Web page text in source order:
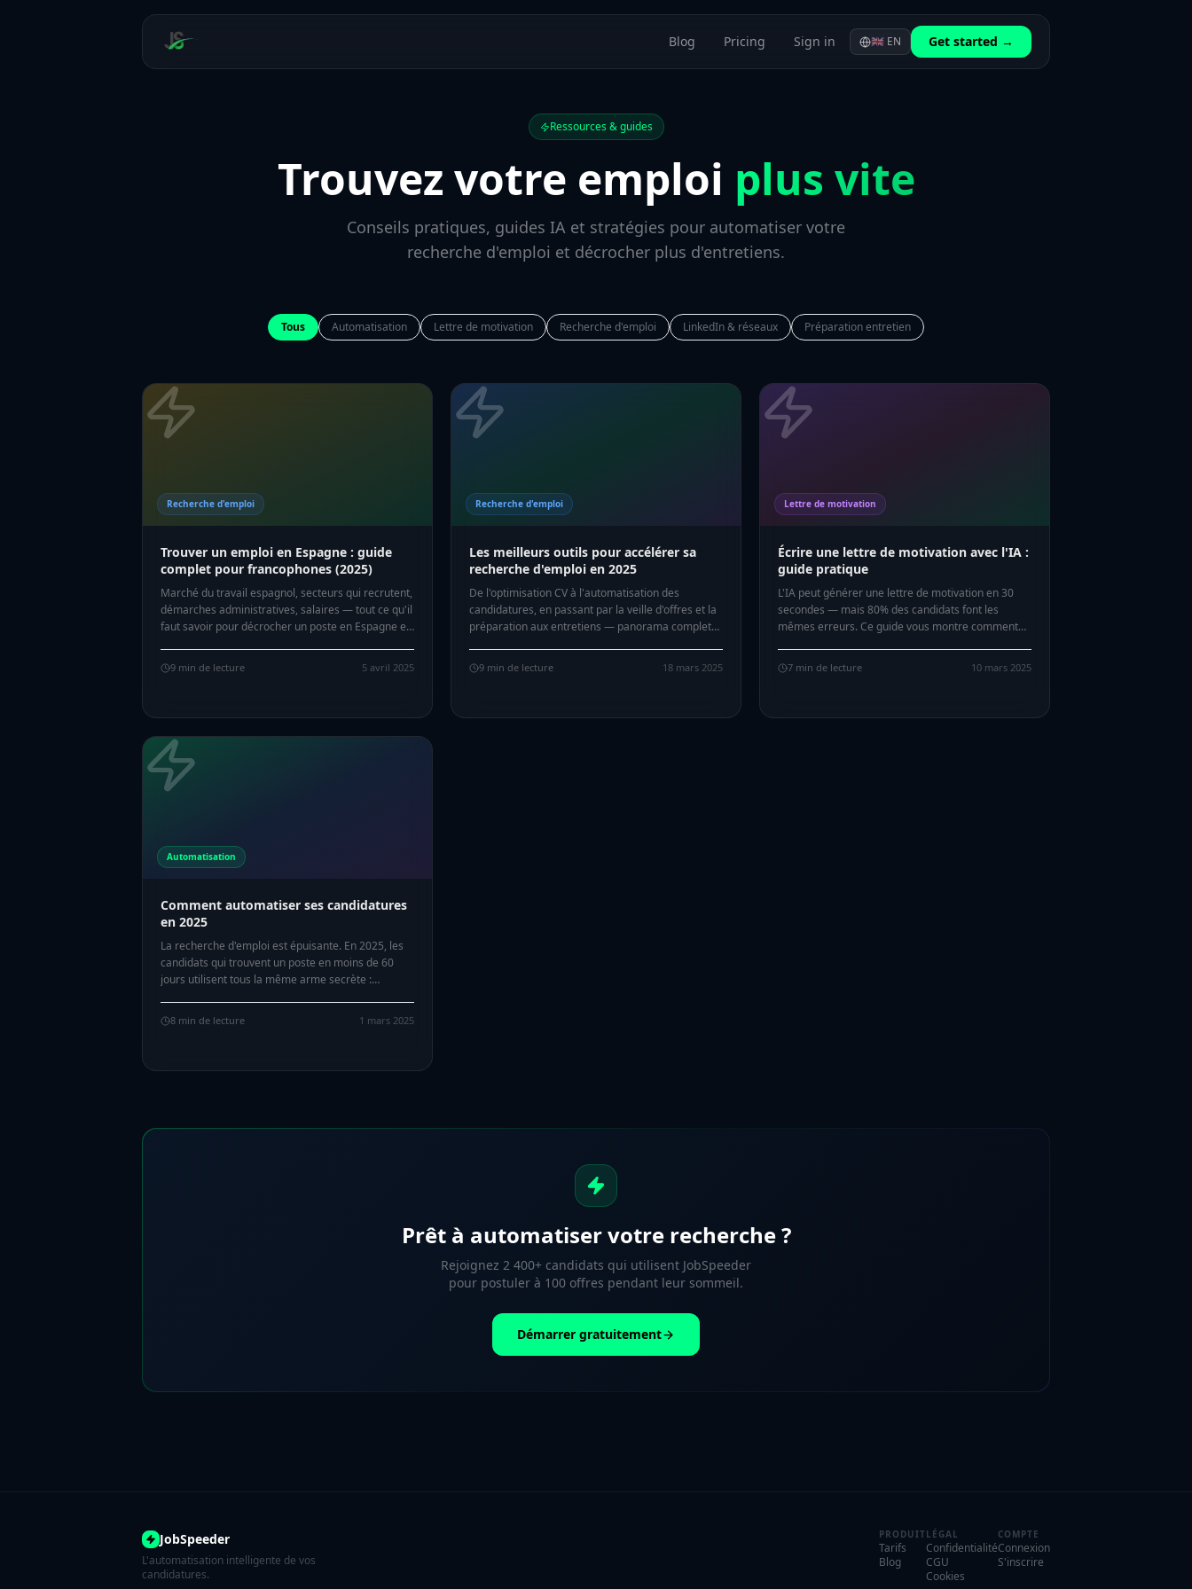
Blog Pricing Sign in 🇬🇧 EN Get started →
Ressources & guides
Trouvez votre emploi plus vite
Conseils pratiques, guides IA et stratégies pour automatiser votre
recherche d'emploi et décrocher plus d'entretiens.
Tous Automatisation Lettre de motivation Recherche d'emploi LinkedIn & réseaux Préparation entretien
Recherche d'emploi
Trouver un emploi en Espagne : guide
complet pour francophones (2025)
Marché du travail espagnol, secteurs qui recrutent,
démarches administratives, salaires — tout ce qu'il
faut savoir pour décrocher un poste en Espagne en
9 min de lecture 5 avril 2025
Recherche d'emploi
Les meilleurs outils pour accélérer sa
recherche d'emploi en 2025
De l'optimisation CV à l'automatisation des
candidatures, en passant par la veille d'offres et la
préparation aux entretiens — panorama complet
9 min de lecture 18 mars 2025
Lettre de motivation
Écrire une lettre de motivation avec l'IA :
guide pratique
L'IA peut générer une lettre de motivation en 30
secondes — mais 80% des candidats font les
mêmes erreurs. Ce guide vous montre comment
déclenchent des entretiens.
7 min de lecture 10 mars 2025
Automatisation
Comment automatiser ses candidatures
en 2025
La recherche d'emploi est épuisante. En 2025, les
candidats qui trouvent un poste en moins de 60
jours utilisent tous la même arme secrète :
8 min de lecture 1 mars 2025
Prêt à automatiser votre recherche ?
Rejoignez 2 400+ candidats qui utilisent JobSpeeder
pour postuler à 100 offres pendant leur sommeil.
Démarrer gratuitement
JobSpeeder
L'automatisation intelligente de vos
candidatures.
PRODUIT
Tarifs
Blog
LÉGAL
Confidentialité
CGU
Cookies
COMPTE
Connexion
S'inscrire